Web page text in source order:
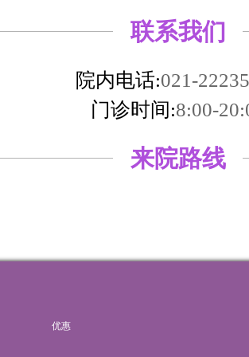
联系我们
院内电话:021-
门诊时间:8:00-
来院路线
优惠